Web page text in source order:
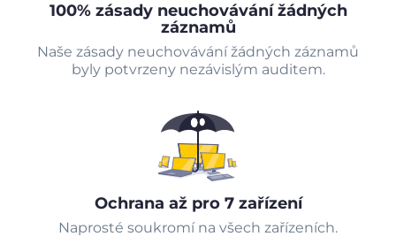
100% zásady neuchovávání žádných
záznamů
Naše zásady neuchovávání žádných záznamů
byly potvrzeny nezávislým auditem.
Ochrana až pro 7 zařízení
Naprosté soukromí na všech zařízeních.